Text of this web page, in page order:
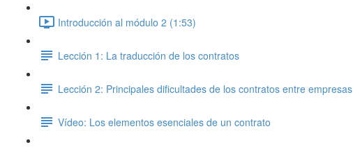
Introducción al módulo 2 (1:53)
Lección 1: La traducción de los contratos
Lección 2: Principales dificultades de los contratos entre empresas
Vídeo: Los elementos esenciales de un contrato